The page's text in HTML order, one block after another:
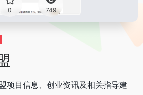
0 749
项目信息、创业资讯及相关指导建